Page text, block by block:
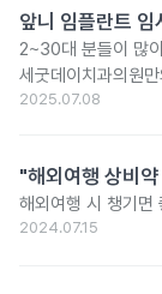
앞니 임플란트
2~30대 분들이 많
세굿데이치과의원
2025.07.08
"해외여행 상비
해외여행 시 챙기면
2024.07.15